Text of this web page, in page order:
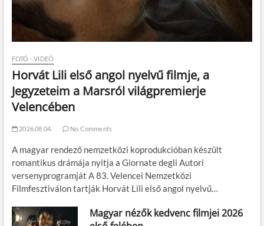
FOTÓ - VIDEÓ
Horvát Lili első angol nyelvű filmje, a
Jegyzeteim a Marsról világpremierje
Velencében
2026.08.04. No Comments
A magyar rendező nemzetközi koprodukcióban készült
romantikus drámája nyitja a Giornate degli Autori
versenyprogramját A 83. Velencei Nemzetközi
Filmfesztiválon tartják Horvát Lili első angol nyelvű…
Magyar nézők kedvenc filmjei 2026